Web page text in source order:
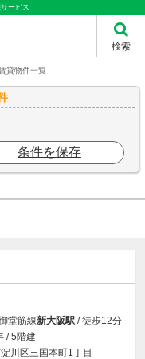
ービス
検索
貸物件一覧
条件を保存
堂筋線新大阪駅 / 徒歩12分
/ 5階建
川区三国本町1丁目